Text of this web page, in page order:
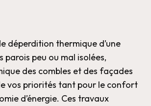
déperdition thermique d’une
peu ou mal isolées,
des combles et des façades
vos priorités tant pour le confort
d’énergie. Ces travaux